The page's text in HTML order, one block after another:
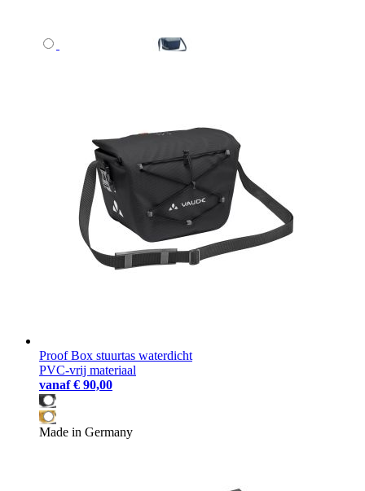
Proof Box stuurtas waterdicht
PVC-vrij materiaal
vanaf € 90,00
Made in Germany